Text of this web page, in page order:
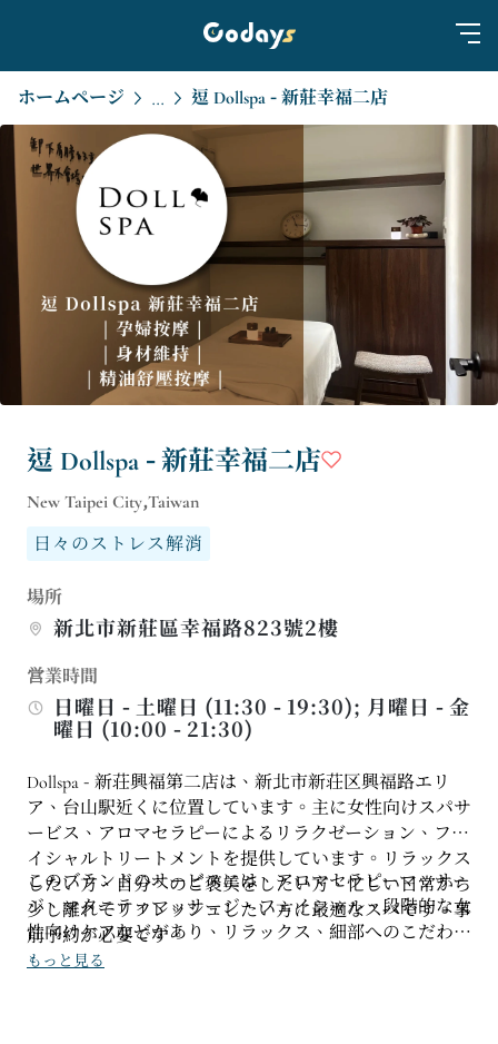
ホームページ ... 逗 Dollspa - 新莊幸福二店
逗 Dollspa - 新莊幸福二店
New Taipei City,Taiwan
日々のストレス解消
場所
新北市新莊區幸福路823號2樓
営業時間
日曜日 - 土曜日 (11:30 - 19:30); 月曜日 - 金
曜日 (10:00 - 21:30)
Dollspa - 新荘興福第二店は、新北市新荘区興福路エリ
ア、台山駅近くに位置しています。主に女性向けスパサ
ービス、アロマセラピーによるリラクゼーション、フェ
イシャルトリートメントを提供しています。リラックス
したい方、自分へのご褒美をしたい方、忙しい日常から
少し離れてリフレッシュしたい方に最適なスパです。事
前予約が必要です。
このブランドのサービスには、アロマセラピーマッサー
ジ、マタニティマッサージ、フェイシャル、段階的な女
性向けケアなどがあり、リラックス、細部へのこだわ
り、そして継続的なスキンケアを重視する方に最適で
もっと見る